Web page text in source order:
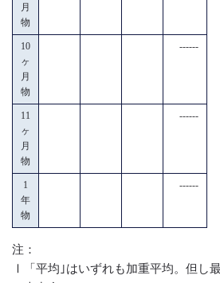
月
物
10
ヶ
月
物
------
11
ヶ
月
物
------
1
年
物
------
注：
Ⅰ「平均｣はいずれも加重平均。但し